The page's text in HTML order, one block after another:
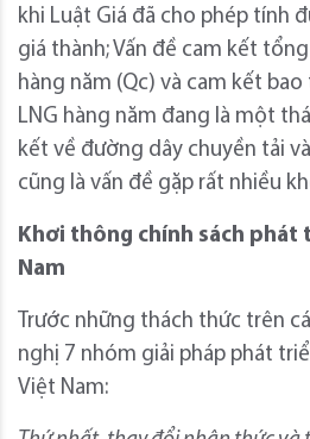
khi Luật Giá đã cho phép tính
giá thành; Vấn đề cam kết
hàng năm (Qc) và cam kết
LNG hàng năm đang là một
kết về đường dây chuyền tải
cũng là vấn đề gặp rất nhiều
Khơi thông chính sách phát
Nam
Trước những thách thức trên
nghị 7 nhóm giải pháp phát
Việt Nam: